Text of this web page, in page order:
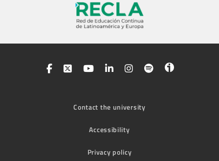
Contact the university
Accessibility
Privacy policy